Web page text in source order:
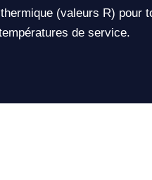
(valeurs R) pour
de service.